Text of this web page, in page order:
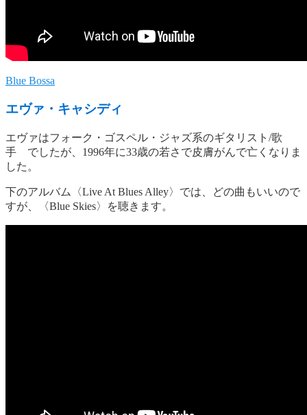
Blue Bossa
エヴァ・キャシディ
エヴァはフォーク・ゴスペル・ジャズ系のギタリスト/歌
手 でしたが、1996年に33歳の若さで皮膚がんで亡くなりま
した。
下のアルバム〈Live At Blues Alley〉では、どの曲もいいので
すが、〈Blue Skies〉を聴きます。